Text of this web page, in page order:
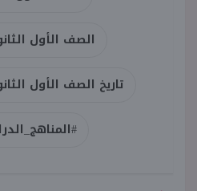
الصف الأول
تاريخ الصف الأول